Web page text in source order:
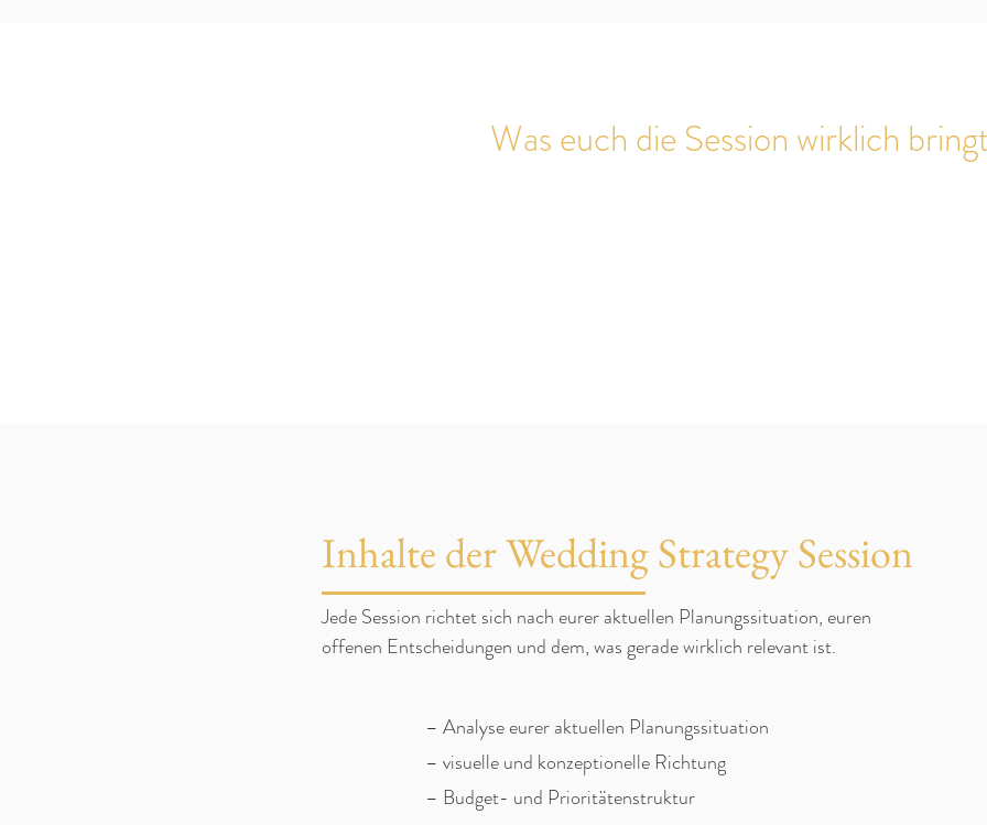
Was euch die Session wirklich
Inhalte der Wedding Strategy Session
Jede Session richtet sich nach eurer aktuellen Planungssituation, euren
offenen Entscheidungen und dem, was gerade wirklich relevant ist.
– Analyse eurer aktuellen Planungssituation
– visuelle und konzeptionelle Richtung
– Budget- und Prioritätenstruktur